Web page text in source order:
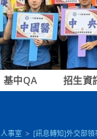
基中QA 招生資
人事室 > [訊息轉知]外交部領